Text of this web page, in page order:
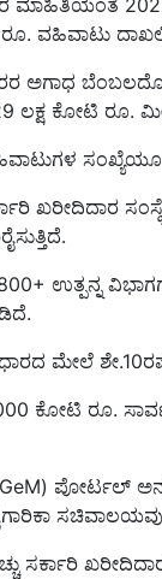
ಮಾಹಿತಿಯಂತೆ
ವಹಿವಾಟು
ಅಗಾಧ
ಲಕ್ಷ ಕೋಟಿ ರೂ.
ಖರೀದಿದಾರ
ಉತ್ಪನ್ನ
ಮೇಲೆ
ಕೋಟಿ ರೂ.
ಪೋರ್ಟಲ್
ಸರ್ಕಾರಿ